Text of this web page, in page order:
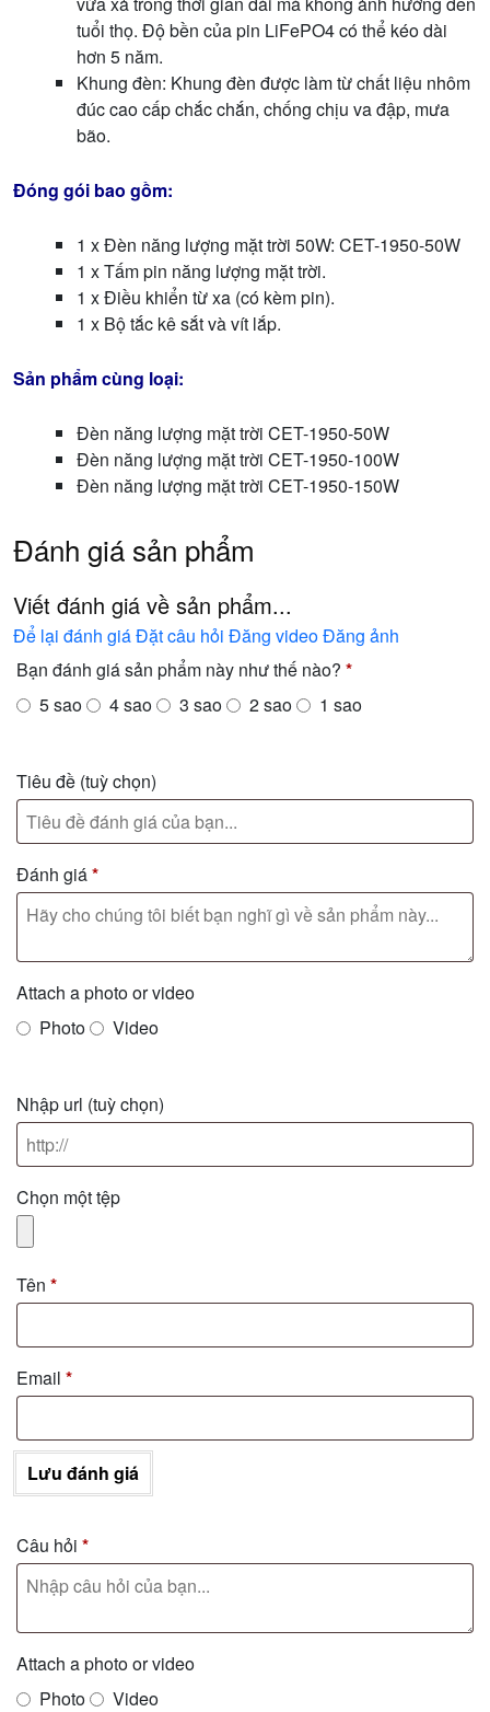
tuổi thọ. Độ bền của pin LiFePO4 có thể kéo dài
hơn 5 năm.
Khung đèn: Khung đèn được làm từ chất liệu nhôm
đúc cao cấp chắc chắn, chống chịu va đập, mưa
bão.
Đóng gói bao gồm:
1 x Đèn năng lượng mặt trời 50W: CET-1950-50W
1 x Tấm pin năng lượng mặt trời.
1 x Điều khiển từ xa (có kèm pin).
1 x Bộ tắc kê sắt và vít lắp.
Sản phẩm cùng loại:
Đèn năng lượng mặt trời CET-1950-50W
Đèn năng lượng mặt trời CET-1950-100W
Đèn năng lượng mặt trời CET-1950-150W
Đánh giá sản phẩm
Viết đánh giá về sản phẩm...
Để lại đánh giáĐặt câu hỏi Đăng videoĐăng ảnh
Bạn đánh giá sản phẩm này như thế nào? *
5 sao
4 sao 3 sao 2 sao 1 sao
Tiêu đề (tuỳ chọn)
Đánh giá*
Attach a photo or video
Photo
Video
Nhập url (tuỳ chọn)
Chọn một tệp
Tên *
Email *
Lưu đánh giá
Câu hỏi *
Attach a photo or video
Photo
Video